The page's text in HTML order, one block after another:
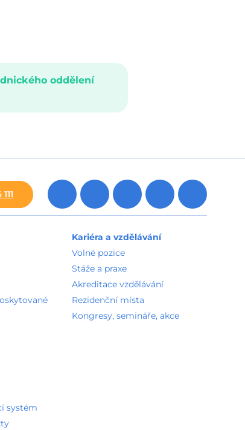
oddělení
systém
Kariéra a vzdělávání
Volné pozice
Stáže a praxe
Akreditace vzdělávání
Rezidenční místa
Kongresy, semináře, akce